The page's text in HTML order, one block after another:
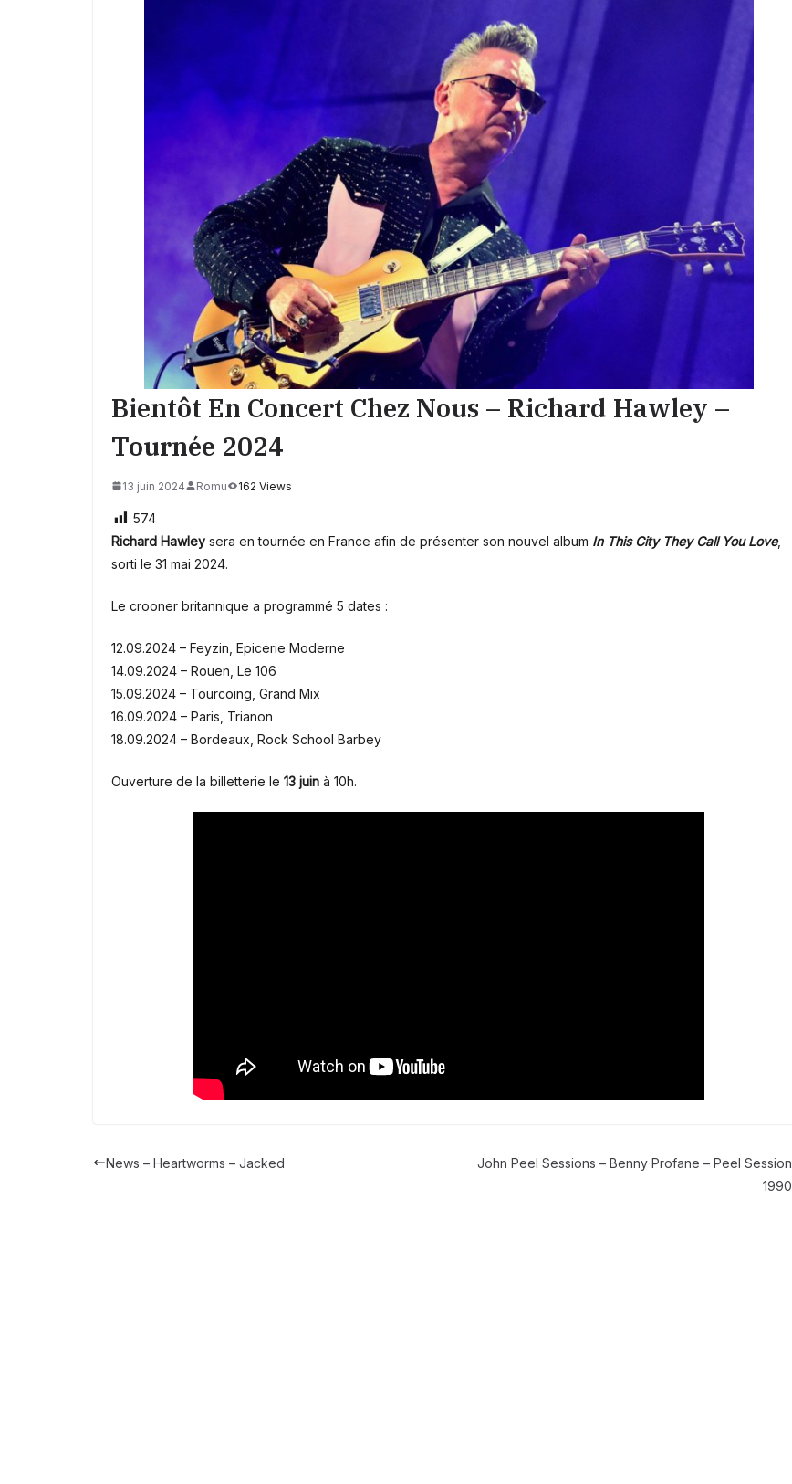
Bientôt En Concert Chez Nous – Richard Hawley –
Tournée 2024
13 juin 2024 Romu 162 Views
574
Richard Hawley sera en tournée en France afin de présenter son nouvel album In This City They Call You Love,
sorti le 31 mai 2024.
Le crooner britannique a programmé 5 dates :
12.09.2024 – Feyzin, Epicerie Moderne
14.09.2024 – Rouen, Le 106
15.09.2024 – Tourcoing, Grand Mix
16.09.2024 – Paris, Trianon
18.09.2024 – Bordeaux, Rock School Barbey
Ouverture de la billetterie le 13 juin à 10h.
News – Heartworms – Jacked
John Peel Sessions – Benny Profane – Peel Session
1990